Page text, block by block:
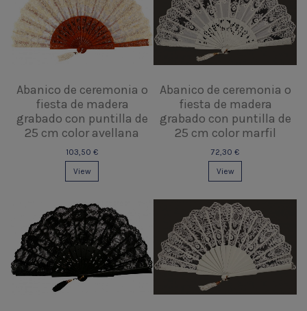
Abanico de ceremonia o
fiesta de madera
grabado con puntilla de
25 cm color avellana
103,50 €
View
Abanico de ceremonia o
fiesta de madera
grabado con puntilla de
25 cm color marfil
72,30 €
View